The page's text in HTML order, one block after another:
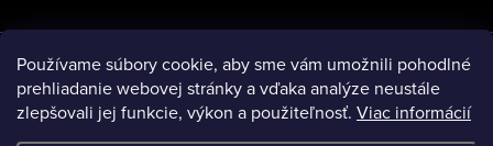
Používame súbory cookie, aby sme vám umožnili pohodlné
prehliadanie webovej stránky a vďaka analýze neustále
zlepšovali jej funkcie, výkon a použiteľnosť. Viac informácií
i
Informácie
Prijímame online platby